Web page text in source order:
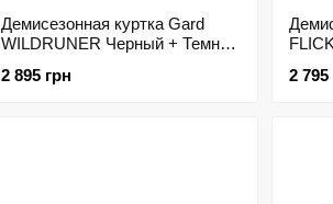
Демисезонная куртка Gard
WILDRUNER Черный + Темно-
2 895 грн
2 795